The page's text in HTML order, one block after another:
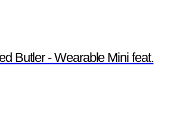
Butler - Wearable Mini feat.